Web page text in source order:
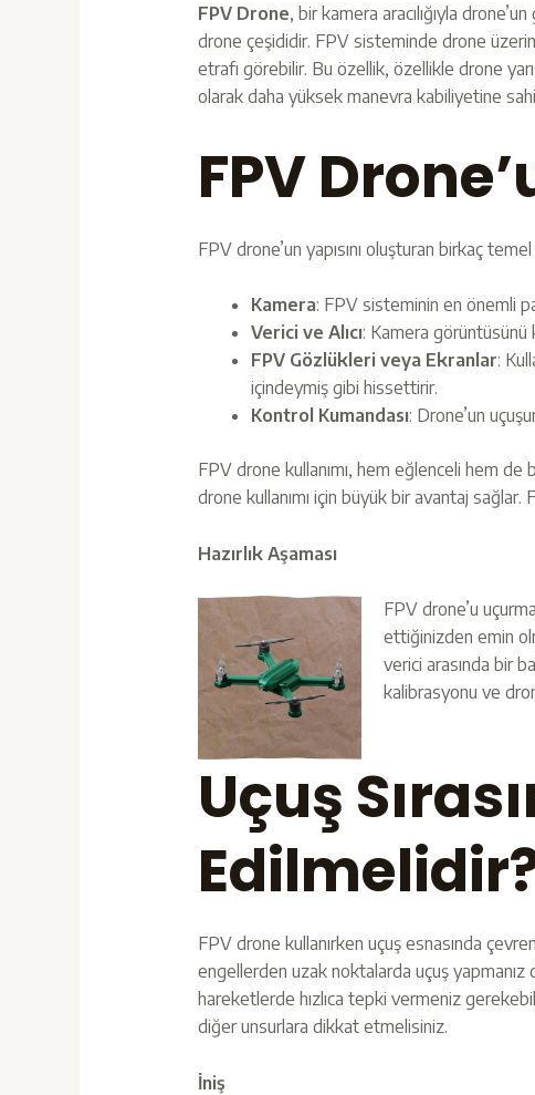
FPV Drone, bir kamera aracılığıyla
drone çeşididir. FPV sisteminde drone
etrafı görebilir. Bu özellik, özellikle drone
olarak daha yüksek manevra kabiliyetine
FPV
FPV drone’un yapısını oluşturan birkaç
Kamera: FPV sisteminin en önemli
Verici ve Alıcı: Kamera görüntüsünü
FPV Gözlükleri veya Ekranlar:
içindeymiş gibi hissettirir.
Kontrol Kumandası: Drone’un
FPV drone kullanımı, hem eğlenceli hem
drone kullanımı için büyük bir avantaj sağlar.
Hazırlık Aşaması
FPV drone’u
ettiğinizden emin
verici arasında bir
kalibrasyonu ve
Uçuş
FPV drone kullanırken uçuş esnasında
engellerden uzak noktalarda uçuş yapmanız
hareketlerde hızlıca tepki vermeniz
diğer unsurlara dikkat etmelisiniz.
İniş